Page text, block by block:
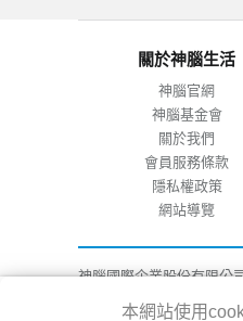
關於神腦生活
神腦官網
神腦基金會
關於我們
會員服務條款
隱私權政策
網站導覽
神腦國際企業股份有限
本網站使用